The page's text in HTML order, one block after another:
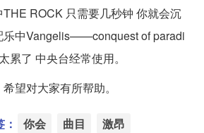
ROCK 只需要几秒钟 你就会沉
乐中Vangelis——conquest of paradi
累了 中央台经常使用。
望对大家有所帮助。
你会 曲目 激昂